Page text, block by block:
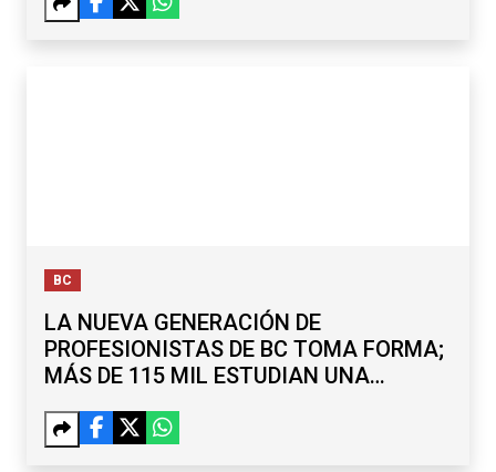
BC
LA NUEVA GENERACIÓN DE
PROFESIONISTAS DE BC TOMA FORMA;
MÁS DE 115 MIL ESTUDIAN UNA